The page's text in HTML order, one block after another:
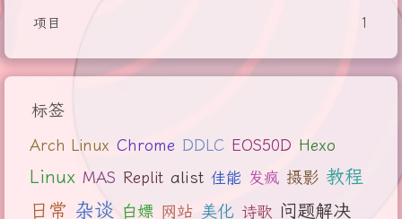
项目
1
标签
Arch Linux Chrome DDLC EOS50D Hexo
Linux MAS Replit alist 佳能 发疯 摄影 教程
日常 杂谈 白嫖 网站 美化 诗歌 问题解决